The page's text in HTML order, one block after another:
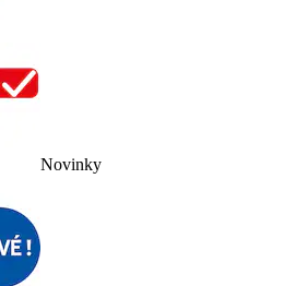
Novinky